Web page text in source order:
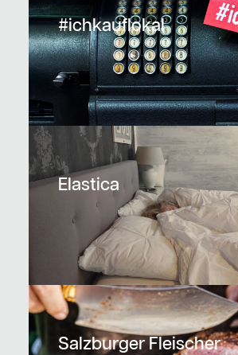
#ichkauflokal
Elastica
Salzburger Fleischer